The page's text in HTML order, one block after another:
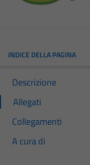
INDICE DELLA PAGINA
Descrizione
Allegati
Collegamenti
A cura di